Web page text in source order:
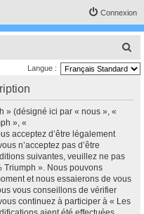
Connexion
e
Langue :
» (désigné ici par « nous », «
», «
acceptez d’être légalement
n’acceptez pas d’être
suivantes, veuillez ne pas
Triumph ». Nous pouvons
et nous essaierons de vous
vous conseillons de vérifier
continuez à participer à « Les